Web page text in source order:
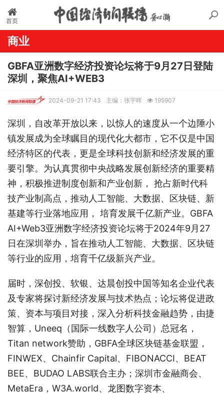
首页
商业
GBFA亚洲数字经济投资论坛将于9月27日登陆
深圳，聚焦AI+WEB3
2024-09-21 17:43 主编：张宇晖 195907
深圳，自改革开放以来，以惊人的速度从一个边陲小
镇发展成为全球瞩目的现代化大都市，它不仅是中国
经济特区的代表，更是全球科技创新和经济发展的重
要引擎。为认真贯彻中央战略发展创新经济的重要精
神，积极推进制度创新和产业创新， 抢占新时代科
技产业制高点，推动人工智能、大数据、区块链、新
基建等行业落地应用， 培育发展千亿新产业。GBFA
AI+Web3亚洲数字经济投资论坛将于2024年9月27
日在深圳举办，旨在推动人工智能、大数据、区块链
等行业的应用，培育千亿级新兴产业。
届时，深创投、软银、达晨创投中国等知名企业代表
及专家将探讨新经济发展与技术热点；论坛将促进政
策、资本与项目对接，深入分析科技金融趋势，由捷
智算，Uneeq（国际一线数字人公司）总冠名，
Titan network赞助，GBFA全球区块链基金联盟，
FINWEX、Chainfir Capital、FIBONACCI、BEAT
BEE、BUDAO LABS联合主办；深圳市金融商会、
MetaEra，W3A.world、龙图数字资本、